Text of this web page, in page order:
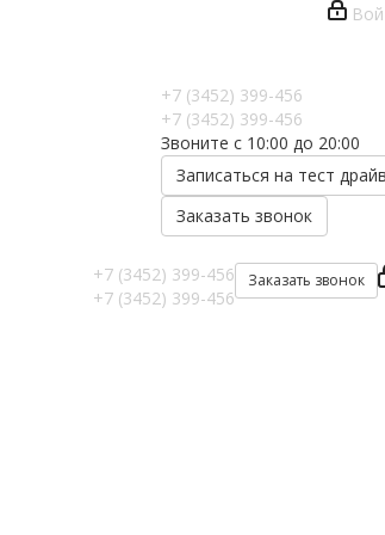
+7 (3452) 399-456
+7 (3452) 399-456
Звоните с 10:00 до 20:00
Записаться на тест
Заказать звонок
Заказать звонок
+7 (3452) 399-456
+7 (3452) 399-456